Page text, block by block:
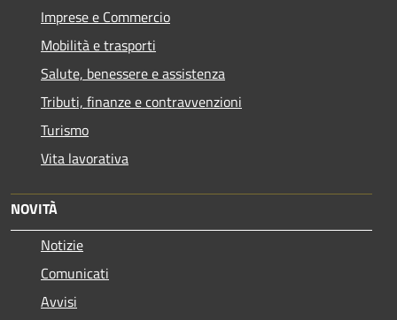
Imprese e Commercio
Mobilità e trasporti
Salute, benessere e assistenza
Tributi, finanze e contravvenzioni
Turismo
Vita lavorativa
NOVITÀ
Notizie
Comunicati
Avvisi